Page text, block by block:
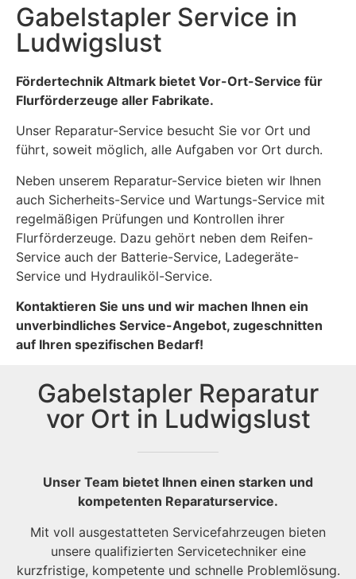
Gabelstapler Service in
Ludwigslust
Fördertechnik Altmark bietet Vor-Ort-Service für
Flurförderzeuge aller Fabrikate.
Unser Reparatur-Service besucht Sie vor Ort und
führt, soweit möglich, alle Aufgaben vor Ort durch.
Neben unserem Reparatur-Service bieten wir Ihnen
auch Sicherheits-Service und Wartungs-Service mit
regelmäßigen Prüfungen und Kontrollen ihrer
Flurförderzeuge. Dazu gehört neben dem Reifen-
Service auch der Batterie-Service, Ladegeräte-
Service und Hydrauliköl-Service.
Kontaktieren Sie uns und wir machen Ihnen ein
unverbindliches Service-Angebot, zugeschnitten
auf Ihren spezifischen Bedarf!
Gabelstapler Reparatur
vor Ort in Ludwigslust
Unser Team bietet Ihnen einen starken und
kompetenten Reparaturservice.
Mit voll ausgestatteten Servicefahrzeugen bieten
unsere qualifizierten Servicetechniker eine
kurzfristige, kompetente und schnelle Problemlösung.